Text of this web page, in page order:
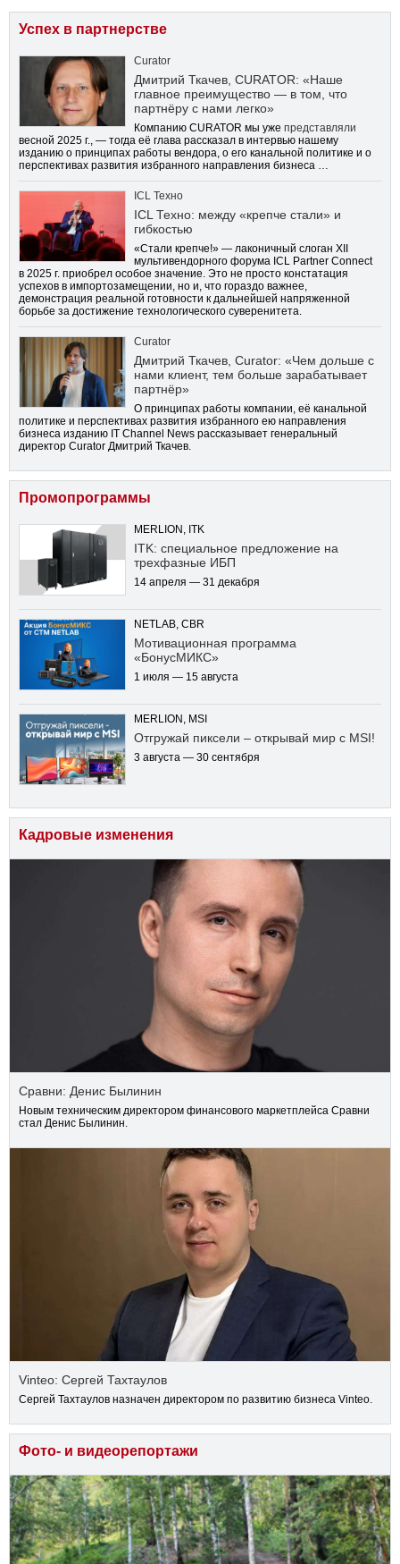
Успех в партнерстве
Curator
Дмитрий Ткачев, CURATOR: «Наше
главное преимущество — в том, что
партнёру с нами легко»
Компанию CURATOR мы уже представляли
весной 2025 г., — тогда её глава рассказал в интервью нашему
изданию о принципах работы вендора, о его канальной политике и о
перспективах развития избранного направления бизнеса …
ICL Техно
ICL Техно: между «крепче стали» и
гибкостью
«Стали крепче!» — лаконичный слоган XII
мультивендорного форума ICL Partner Connect
в 2025 г. приобрел особое значение. Это не просто констатация
успехов в импортозамещении, но и, что гораздо важнее,
демонстрация реальной готовности к дальнейшей напряженной
борьбе за достижение технологического суверенитета.
Curator
Дмитрий Ткачев, Curator: «Чем дольше с
нами клиент, тем больше зарабатывает
партнёр»
О принципах работы компании, её канальной
политике и перспективах развития избранного ею направления
бизнеса изданию IT Channel News рассказывает генеральный
директор Curator Дмитрий Ткачев.
Промопрограммы
MERLION, ITK
ITK: специальное предложение на
трехфазные ИБП
14 апреля — 31 декабря
NETLAB, CBR
Мотивационная программа
«БонусМИКС»
1 июля — 15 августа
MERLION, MSI
Отгружай пиксели – открывай мир с MSI!
3 августа — 30 сентября
Кадровые изменения
Сравни: Денис Былинин
Новым техническим директором финансового маркетплейса Сравни
стал Денис Былинин.
Vinteo: Сергей Тахтаулов
Сергей Тахтаулов назначен директором по развитию бизнеса Vinteo.
Фото- и видеорепортажи